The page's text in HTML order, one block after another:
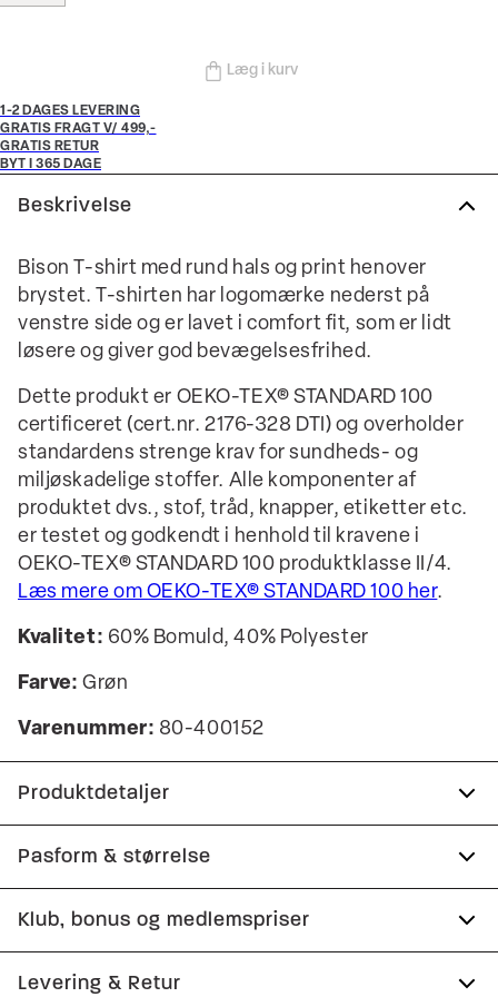
Læg i kurv
1-2 DAGES LEVERING
GRATIS FRAGT V/ 499,-
GRATIS RETUR
BYT I 365 DAGE
Beskrivelse
Bison T-shirt med rund hals og print henover
brystet. T-shirten har logomærke nederst på
venstre side og er lavet i comfort fit, som er lidt
løsere og giver god bevægelsesfrihed.
Dette produkt er OEKO-TEX® STANDARD 100
certificeret (cert.nr. 2176-328 DTI) og overholder
standardens strenge krav for sundheds- og
miljøskadelige stoffer. Alle komponenter af
produktet dvs., stof, tråd, knapper, etiketter etc.
er testet og godkendt i henhold til kravene i
OEKO-TEX® STANDARD 100 produktklasse II/4.
Læs mere om OEKO-TEX® STANDARD 100 her.
Kvalitet: 60% Bomuld, 40% Polyester
Farve: Grøn
Varenummer: 80-400152
Produktdetaljer
T-shirten har rund hals.
Logomærke nederst på venstre side.
Fremstillet i behagelig bomuldsblend.
Pasform & størrelse
Fit:Comfort fit
Klub, bonus og medlemspriser
Tilmeld dig Club Wagner helt gratis.
Levering & Retur